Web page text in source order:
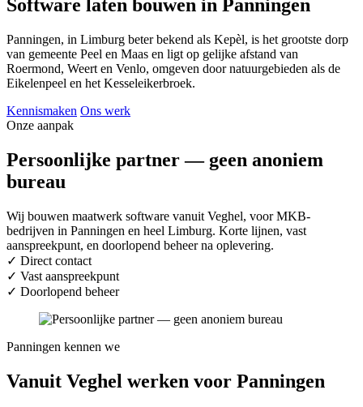
Software laten bouwen in Panningen
Panningen, in Limburg beter bekend als Kepèl, is het grootste dorp
van gemeente Peel en Maas en ligt op gelijke afstand van
Roermond, Weert en Venlo, omgeven door natuurgebieden als de
Eikelenpeel en het Kesseleikerbroek.
Kennismaken Ons werk
Onze aanpak
Persoonlijke partner — geen anoniem
bureau
Wij bouwen maatwerk software vanuit Veghel, voor MKB-
bedrijven in Panningen en heel Limburg. Korte lijnen, vast
aanspreekpunt, en doorlopend beheer na oplevering.
✓ Direct contact
✓ Vast aanspreekpunt
✓ Doorlopend beheer
Panningen kennen we
Vanuit Veghel werken voor Panningen